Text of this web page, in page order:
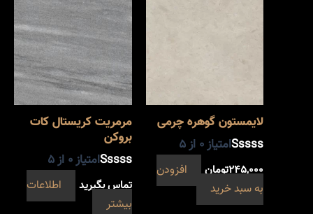
لایمستون گوهره چرمی
امتیاز0 از 5
۲۴۵,۰۰۰تومان
افزودن
به سبد خرید
مرمریت کریستال کات
بروکن
امتیاز0 از 5
تماس بگیرید
اطلاعات
بیشتر